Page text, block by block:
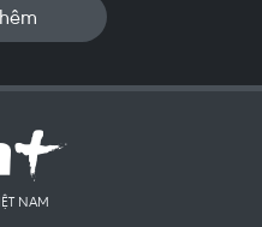
NAM